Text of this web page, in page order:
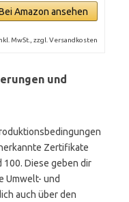
Amazon ansehen
MwSt., zzgl. Versandkosten
und
Zertifikate
100. Diese geben dir
Umwelt- und
auch über den